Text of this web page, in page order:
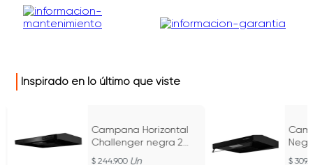
Inspirado en lo último que viste
Campana Horizontal
Challenger negra 2
Velocidades - CX 4000
244.900 Un
Negra 3
CX